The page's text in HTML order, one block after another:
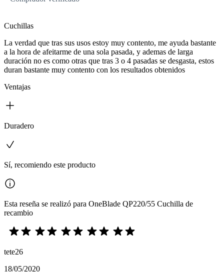
Cuchillas
La verdad que tras sus usos estoy muy contento, me ayuda bastante
a la hora de afeitarme de una sola pasada, y ademas de larga
duración no es como otras que tras 3 o 4 pasadas se desgasta, estos
duran bastante muy contento con los resultados obtenidos
Ventajas
Duradero
Sí, recomiendo este producto
Esta reseña se realizó para OneBlade QP220/55 Cuchilla de
recambio
tete26
18/05/2020